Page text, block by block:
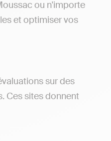
ou n'importe
et optimiser vos
sur des
Ces sites donnent